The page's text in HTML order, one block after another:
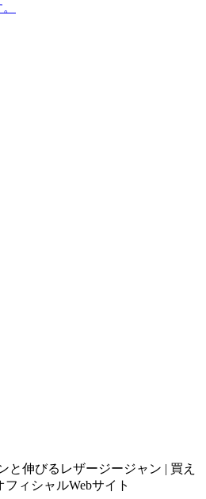
と伸びるレザージージャン | 買え
ィシャルWebサイト